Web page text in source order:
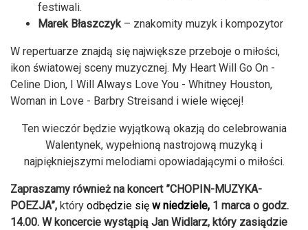
festiwali.
Marek Błaszczyk– znakomity muzyk i kompozytor
W repertuarze znajdą się największe przeboje o miłości,
ikon światowej sceny muzycznej. My Heart Will Go On -
Celine Dion, I Will Always Love You - Whitney Houston,
Woman in Love - Barbry Streisand i wiele więcej!
Ten wieczór będzie wyjątkową okazją do celebrowania
Walentynek, wypełnioną nastrojową muzyką i
najpiękniejszymi melodiami opowiadającymi o miłości.
Zapraszamy również na koncert ”CHOPIN-MUZYKA-
POEZJA”, który odbędzie się w niedziele, 1 marca o godz.
14.00. W koncercie wystąpią Jan Widlarz, który zasiądzie